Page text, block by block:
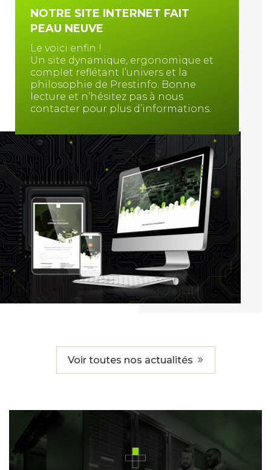
NOTRE SITE INTERNET FAIT
PEAU NEUVE
Le voici enfin !
Un site dynamique, ergonomique et
complet reflétant l’univers et la
philosophie de Prestinfo. Bonne
lecture et n’hésitez pas à nous
contacter pour plus d’informations.
Voir toutes nos actualités